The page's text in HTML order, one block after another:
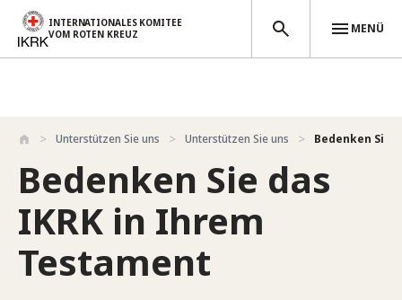
Direkt zum Inhalt
INTERNATIONALES KOMITEE
VOM ROTEN KREUZ
MENÜ
Unterstützen Sie uns Unterstützen Sie uns Bedenken Sie
Bedenken Sie das
IKRK in Ihrem
Testament